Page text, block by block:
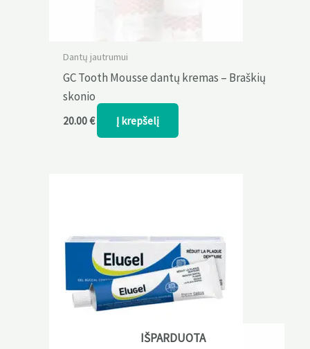
Dantų jautrumui
GC Tooth Mousse dantų kremas – Braškių
skonio
20.00€ Į krepšelį
IŠPARDUOTA